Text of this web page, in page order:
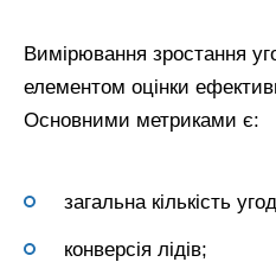
Вимірювання зростання
елементом оцінки
Основними метриками є:
загальна кількість
конверсія лідів;